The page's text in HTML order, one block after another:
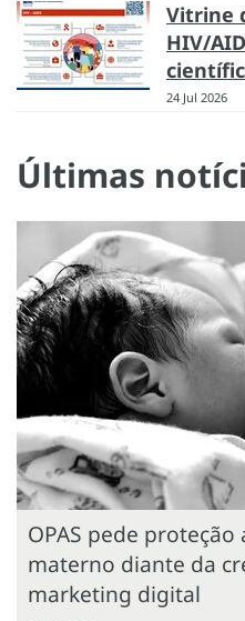
Vitrine
HIV/
24 Jul 2026
Últimas
OPAS pede
materno diante da
marketing digital